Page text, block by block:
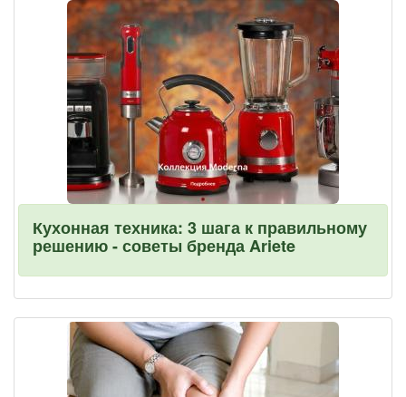
Кухонная техника: 3 шага к правильному
решению - советы бренда Ariete